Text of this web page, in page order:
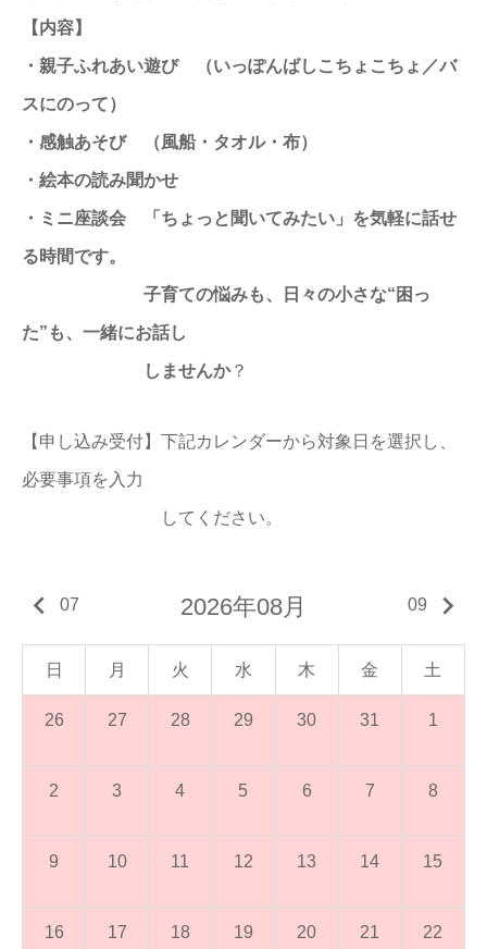
【内容】
・親子ふれあい遊び （いっぽんばしこちょこちょ／バ
スにのって）
・感触あそび （風船・タオル・布）
・絵本の読み聞かせ
・ミニ座談会 「ちょっと聞いてみたい」を気軽に話せ
る時間です。
子育ての悩みも、日々の小さな“困っ
た”も、一緒にお話し
しませんか？
【申し込み受付】下記カレンダーから対象日を選択し、
必要事項を入力
してください。
keyboard_arrow_left 07 2026年08月 09 keyboard_arrow_right
日 月 火 水 木 金 土
26 27 28 29 30 31 1
2 3 4 5 6 7 8
9 10 11 12 13 14 15
16 17 18 19 20 21 22